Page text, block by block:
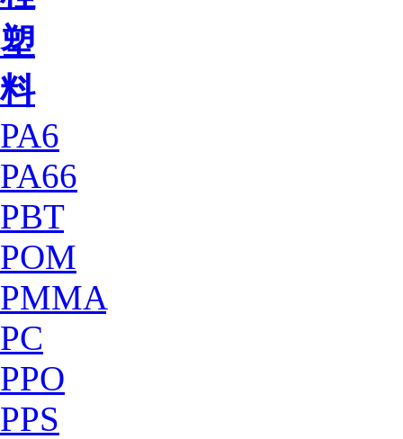
塑
料
PA6
PA66
PBT
POM
PMMA
PC
PPO
PPS